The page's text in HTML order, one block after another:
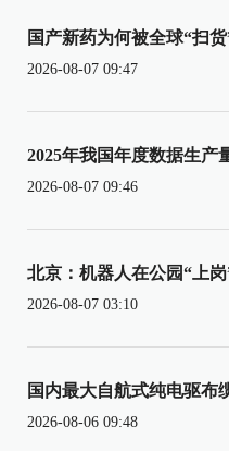
国产新药为何被全球“扫货
2026-08-07 09:47
2025年我国年度数据生产
2026-08-07 09:46
北京：机器人在公园“上岗
2026-08-07 03:10
国内最大自航式纯电驱布
2026-08-06 09:48